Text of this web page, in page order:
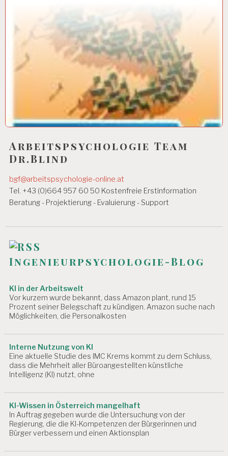
Arbeitspsychologie Team
Dr.Blind
bgf@arbeitspsychologie-online.at
Tel. +43 (0)664 957 60 50 Kostenfreie Erstinformation
Beratung - Projektierung - Evaluierung - Support
Ingenieurpsychologie-Blog
KI in der Arbeitswelt
Vor kurzem wurde bekannt, dass Amazon plant, rund 15
Prozent seiner Belegschaft zu kündigen. Amazon suche nach
Möglichkeiten, die Personalkosten
Interne Nutzung von KI
Eine aktuelle Studie des IMC Krems kommt zu dem Schluss,
dass die Mehrheit aller Büroangestellten künstliche
Intelligenz (KI) nutzt, ohne
KI-Wissen in Österreich mangelhaft
In Auftrag gegeben wurde die Untersuchung von der
Regierung, die die KI-Kompetenzen der Bürgerinnen und
Bürger verbessern und einen Aktionsplan